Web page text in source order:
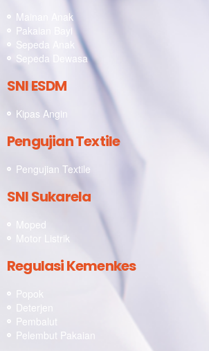
Mainan Anak
Pakaian Bayi
Sepeda Anak
Sepeda Dewasa
SNI ESDM
Kipas Angin
Pengujian Textile
Pengujian Textile
SNI Sukarela
Moped
Motor Listrik
Regulasi Kemenkes
Popok
Deterjen
Pembalut
Pelembut Pakaian